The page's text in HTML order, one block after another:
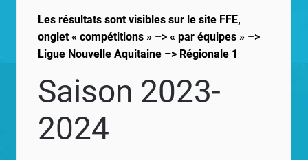
Les résultats sont visibles sur le site FFE,
onglet « compétitions » –> « par équipes » –>
Ligue Nouvelle Aquitaine –> Régionale 1
Saison 2023-
2024